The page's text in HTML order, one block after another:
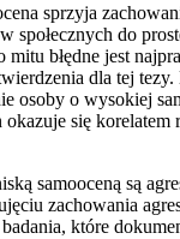
sprzyja
społecznych do
mitu błędne jest
dla tej
osoby o wysokiej
okazuje się
samooceną są
zachowania
które